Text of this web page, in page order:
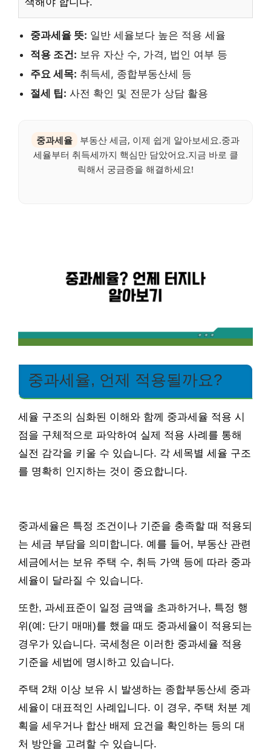
중과세율 뜻: 일반 세율보다 높은 적용 세율
적용 조건: 보유 자산 수, 가격, 법인 여부 등
주요 세목: 취득세, 종합부동산세 등
절세 팁: 사전 확인 및 전문가 상담 활용
중과세율
부동산 세금, 이제 쉽게 알아보세요.중과
세율부터 취득세까지 핵심만 담았어요.지금 바로 클
릭해서 궁금증을 해결하세요!
중과세율, 언제 적용될까요?
세율 구조의 심화된 이해와 함께 중과세율 적용 시
점을 구체적으로 파악하여 실제 적용 사례를 통해
실전 감각을 키울 수 있습니다. 각 세목별 세율 구조
를 명확히 인지하는 것이 중요합니다.
중과세율은 특정 조건이나 기준을 충족할 때 적용되
는 세금 부담을 의미합니다. 예를 들어, 부동산 관련
세금에서는 보유 주택 수, 취득 가액 등에 따라 중과
세율이 달라질 수 있습니다.
또한, 과세표준이 일정 금액을 초과하거나, 특정 행
위(예: 단기 매매)를 했을 때도 중과세율이 적용되는
경우가 있습니다. 국세청은 이러한 중과세율 적용
기준을 세법에 명시하고 있습니다.
주택 2채 이상 보유 시 발생하는 종합부동산세 중과
세율이 대표적인 사례입니다. 이 경우, 주택 처분 계
획을 세우거나 합산 배제 요건을 확인하는 등의 대
처 방안을 고려할 수 있습니다.